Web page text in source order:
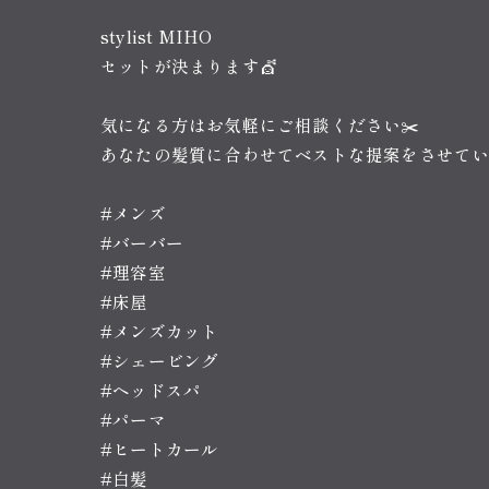
stylist MIHO
セットが決まります💇
気になる方はお気軽にご相談ください✂️
あなたの髪質に合わせてベストな提案をさせて
#メンズ
#バーバー
#理容室
#床屋
#メンズカット
#シェービング
#ヘッドスパ
#パーマ
#ヒートカール
#白髪